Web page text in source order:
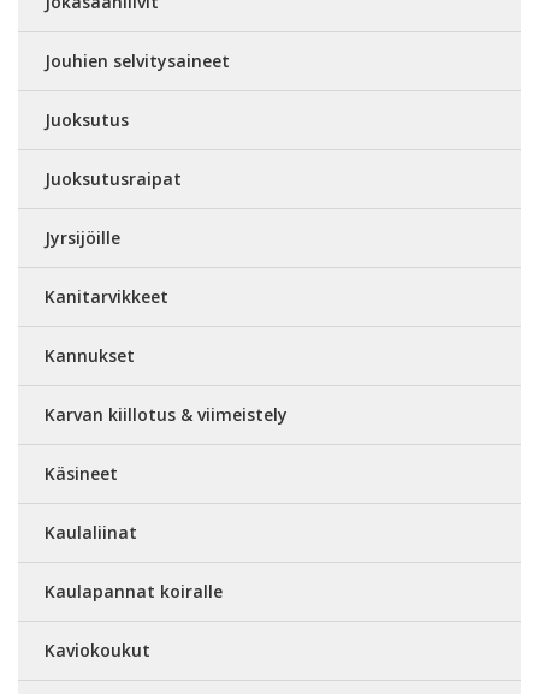
Jouhien selvitysaineet
Juoksutus
Juoksutusraipat
Jyrsijöille
Kanitarvikkeet
Kannukset
Karvan kiillotus & viimeistely
Käsineet
Kaulaliinat
Kaulapannat koiralle
Kaviokoukut